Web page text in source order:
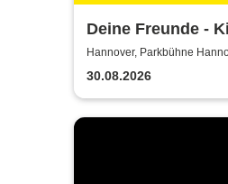
Deine Freunde -
im Park - Open Air
Hannover, Parkbühne
30.08.2026